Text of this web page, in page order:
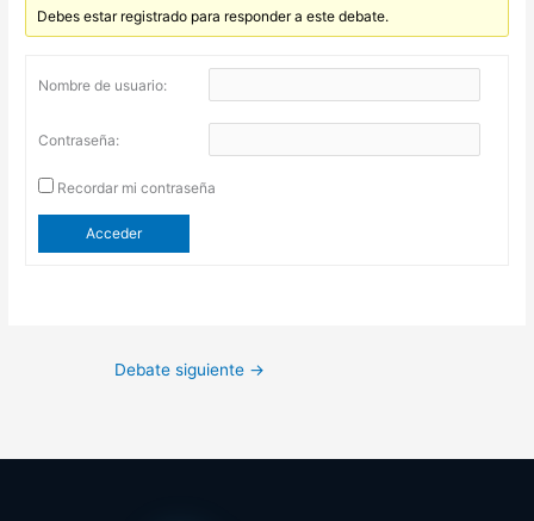
Debes estar registrado para responder a este debate.
Nombre de usuario:
Contraseña:
Recordar mi contraseña
Acceder
Debate siguiente →